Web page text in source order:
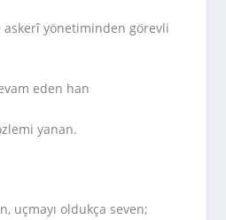
askerî yönetiminden görevli
eden han
yanan.
uçmayı oldukça seven;